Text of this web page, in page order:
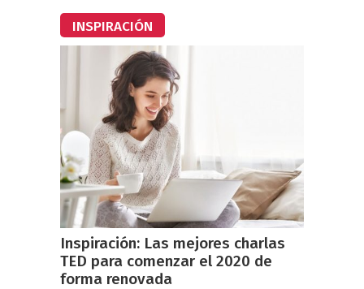
INSPIRACIÓN
Inspiración: Las mejores charlas
TED para comenzar el 2020 de
forma renovada